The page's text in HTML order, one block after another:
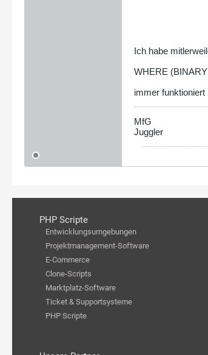
Ich habe
WHERE
immer
MfG
Juggler
PHP Scripte
Entwicklungsumgebungen
Projektmanagement-Software
E-Commerce
Clone-Scripts
Marktplatz-Software
Ticket & Supportsysteme
PHP Scripte